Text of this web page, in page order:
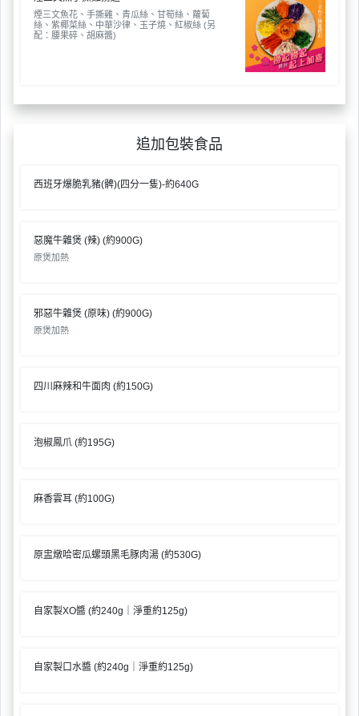
煙三文魚花、手撕雞、青瓜絲、甘筍絲、蘿蔔
絲、紫椰菜絲、中華沙律、玉子燒、紅椒絲 (另
配：腰果碎、胡麻醬)
追加包裝食品
西班牙爆脆乳豬(髀)(四分一隻)-約640G
惡魔牛雜煲 (辣) (約900G)
原煲加熱
邪惡牛雜煲 (原味) (約900G)
原煲加熱
四川麻辣和牛面肉 (約150G)
泡椒鳳爪 (約195G)
麻香雲耳 (約100G)
原盅燉哈密瓜螺頭黑毛豚肉湯 (約530G)
自家製XO醬 (約240g｜淨重約125g)
自家製口水醬 (約240g｜淨重約125g)